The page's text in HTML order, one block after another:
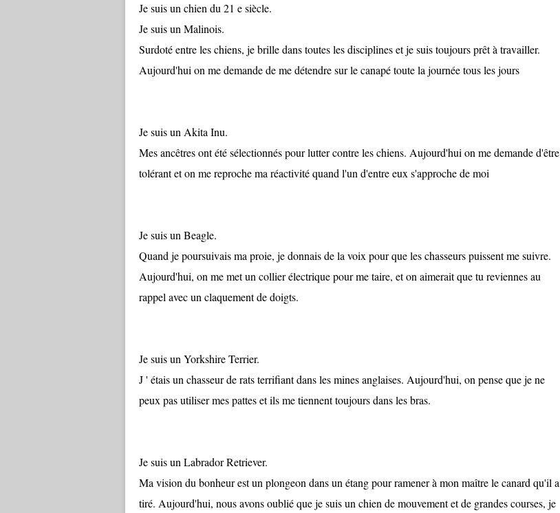
Je suis un chien du 21 e siècle.
Je suis un Malinois.
Surdoté entre les chiens, je brille dans toutes les disciplines et je suis toujours prêt à travailler.
Aujourd'hui on me demande de me détendre sur le canapé toute la journée tous les jours
Je suis un Akita Inu.
Mes ancêtres ont été sélectionnés pour lutter contre les chiens. Aujourd'hui on me demande d'être
tolérant et on me reproche ma réactivité quand l'un d'entre eux s'approche de moi
Je suis un Beagle.
Quand je poursuivais ma proie, je donnais de la voix pour que les chasseurs puissent me suivre.
Aujourd'hui, on me met un collier électrique pour me taire, et on aimerait que tu reviennes au
rappel avec un claquement de doigts.
Je suis un Yorkshire Terrier.
J ' étais un chasseur de rats terrifiant dans les mines anglaises. Aujourd'hui, on pense que je ne
peux pas utiliser mes pattes et ils me tiennent toujours dans les bras.
Je suis un Labrador Retriever.
Ma vision du bonheur est un plongeon dans un étang pour ramener à mon maître le canard qu'il a
tiré. Aujourd'hui, nous avons oublié que je suis un chien de mouvement et de grandes courses, je